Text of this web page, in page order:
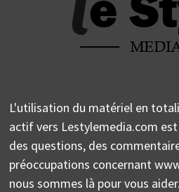
L'utilisation du matériel en
actif vers Lestylemedia.com
des questions, des
préoccupations concernant
nous sommes là pour vous